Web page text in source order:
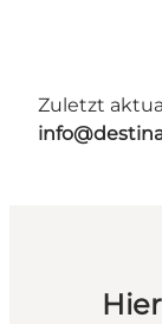
Zuletzt